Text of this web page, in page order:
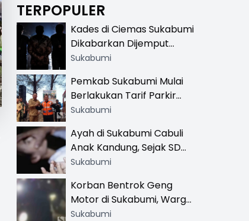
TERPOPULER
Kades di Ciemas Sukabumi
Dikabarkan Dijemput
Satnarkoba, Polisi
Sukabumi
Pemkab Sukabumi Mulai
Berlakukan Tarif Parkir
Resmi di 13 Lokasi Wisata,
Khusus
Sukabumi
Ayah di Sukabumi Cabuli
Anak Kandung, Sejak SD
Hingga SMA
Sukabumi
Korban Bentrok Geng
Motor di Sukabumi, Warga
dan Sopir Tangki
Sukabumi